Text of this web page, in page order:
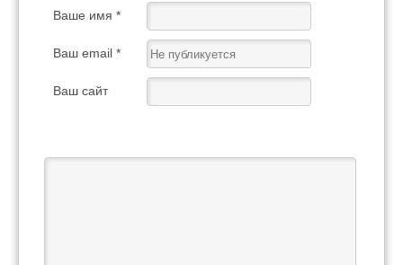
Ваше имя *
Ваш email *
Ваш сайт